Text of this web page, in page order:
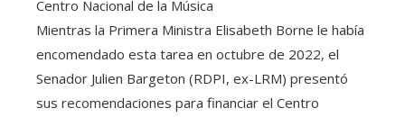
Centro Nacional de la Música
Mientras la Primera Ministra Elisabeth Borne le había
encomendado esta tarea en octubre de 2022, el
Senador Julien Bargeton (RDPI, ex-LRM) presentó
sus recomendaciones para financiar el Centro